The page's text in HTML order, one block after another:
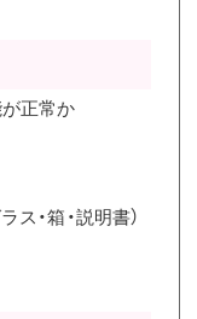
正常か
・箱・説明書）